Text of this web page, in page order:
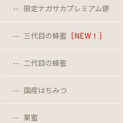
限定ナガサカプレミアム便
三代目の蜂蜜 ［NEW！］
二代目の蜂蜜
国産はちみつ
巣蜜